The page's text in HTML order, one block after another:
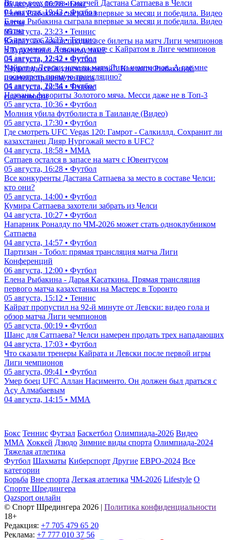
06 августа, 06:26 • Бокс
Елена Рыбакина сыграла впервые за месяц и победила. Видео
матча
05 августа, 23:23 • Теннис
Кайрат за 6 часов продал все билеты на матч Лиги чемпионов
в Туркестане. А почему там?
05 августа, 22:32 • Футбол
"Чувствую себя уничтоженной". Как матч Рыбакиной
изменил правила тенниса
05 августа, 19:56 • Теннис
еще новости
Видео всех голов и матчей Дастана Сатпаева в Челси
04 августа, 19:43 • Футбол
Елена Рыбакина сыграла впервые за месяц и победила. Видео
матча
05 августа, 23:23 • Теннис
Что думают в Левски о матче с Кайратом в Лиге чемпионов
04 августа, 12:42 • Футбол
Кайрат и Левски начали матч Лиги чемпионов. А где мне
посмотреть прямую трансляцию?
04 августа, 22:34 • Футбол
Названы фавориты Золотого мяча. Месси даже не в Топ-3
05 августа, 10:36 • Футбол
Молния убила футболиста в Таиланде (Видео)
05 августа, 17:30 • Футбол
Где смотреть UFC Vegas 120: Гамрот - Салкиллд. Сохранит ли
казахстанец Дияр Нургожай место в UFC?
04 августа, 18:58 • ММА
Сатпаев остался в запасе на матч с Ювентусом
05 августа, 16:28 • Футбол
Все конкуренты Дастана Сатпаева за место в составе Челси:
кто они?
05 августа, 14:00 • Футбол
Кумира Сатпаева захотели забрать из Челси
04 августа, 10:27 • Футбол
Напарник Роналду по ЧМ-2026 может стать одноклубником
Сатпаева
04 августа, 14:57 • Футбол
Партизан - Тобол: прямая трансляция матча Лиги
Конференций
06 августа, 12:00 • Футбол
Елена Рыбакина - Дарья Касаткина. Прямая трансляция
первого матча казахстанки на Мастерс в Торонто
05 августа, 15:12 • Теннис
Кайрат пропустил на 92-й минуте от Левски: видео гола и
обзор матча Лиги чемпионов
05 августа, 00:19 • Футбол
Шанс для Сатпаева? Челси намерен продать трех нападающих
04 августа, 17:03 • Футбол
Что сказали тренеры Кайрата и Левски после первой игры
Лиги чемпионов
05 августа, 09:41 • Футбол
Умер боец UFC Аллан Насименто. Он должен был драться с
Асу Алмабаевым
04 августа, 14:15 • ММА
Бокс Теннис Футзал Баскетбол Олимпиада-2026 Видео
ММА Хоккей Дзюдо Зимние виды спорта Олимпиада-2024
Тяжелая атлетика
Футбол Шахматы Киберспорт Другие ЕВРО-2024 Все
категории
Борьба Вне спорта Легкая атлетика ЧМ-2026 Lifestyle О
Спорте Шредингера
Qazsport онлайн
© Cпорт Шредингера 2026 | Политика конфиденциальности
18+
Редакция: +7 705 479 65 20
Реклама: +7 777 010 37 56